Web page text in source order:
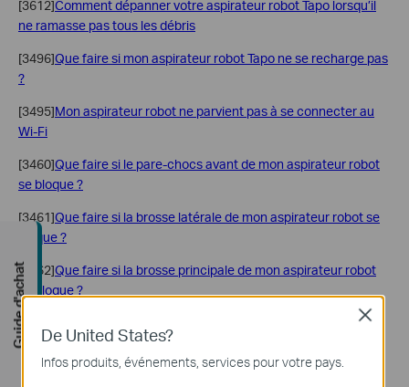
[3612]Comment dépanner votre aspirateur robot Tapo lorsqu’il
ne ramasse pas tous les débris
[3496]Que faire si mon aspirateur robot Tapo ne se recharge pas
?
[3495]Mon aspirateur robot ne parvient pas à se connecter au
Wi-Fi
[3460]Que faire si le pare-chocs avant de mon aspirateur robot
se bloque ?
[3461]Que faire si la brosse latérale de mon aspirateur robot se
bloque ?
[3462]Que faire si la brosse principale de mon aspirateur robot
se bloque ?
[3463]
Le LiDAR de l’aspirateur robot signale des erreurs ou est
bloqué/enchevêtré
De United States?
Infos produits, événements, services pour votre pays.
Close
Guide d'achat